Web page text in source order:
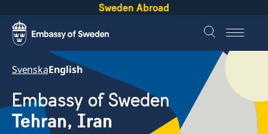
Sweden Abroad
SvenskaEnglish
Embassy of Sweden
Tehran, Iran